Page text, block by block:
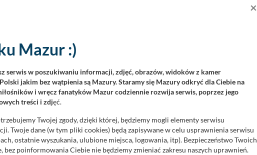
×
Mazur :)
serwis w poszukiwaniu informacji, zdjęć, obrazów, widoków z kamer
jakim bez wątpienia są Mazury. Staramy się Mazury odkryć dla Ciebie na
i wręcz fanatyków Mazur codziennie rozwija serwis, poprzez jego
treści i zdjęć.
Twojej zgody, dzięki której, będziemy mogli elementy serwisu
Twoje dane (w tym pliki cookies) będą zapisywane w celu usprawnienia serwisu
ostatnie wyszukania, ulubione miejsca, logowania, itp). Bezpieczeństwo Twoich
bez poinformowania Ciebie nie będziemy zmieniać zakresu naszych uprawnień.